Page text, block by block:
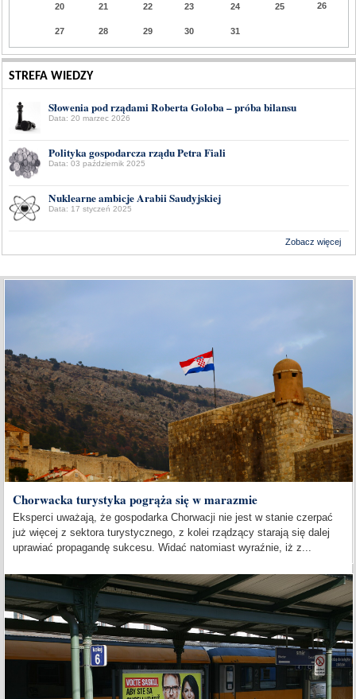
20 21 22 23 24 25 26
27 28 29 30 31
STREFA WIEDZY
Słowenia pod rządami Roberta Goloba – próba bilansu
Data: 20 marzec 2026
Polityka gospodarcza rządu Petra Fiali
Data: 03 październik 2025
Nuklearne ambicje Arabii Saudyjskiej
Data: 17 styczeń 2025
Zobacz więcej
Chorwacka turystyka pogrąża się w marazmie
Eksperci uważają, że gospodarka Chorwacji nie jest w stanie czerpać
już więcej z sektora turystycznego, z kolei rządzący starają się dalej
uprawiać propagandę sukcesu. Widać natomiast wyraźnie, iż z...